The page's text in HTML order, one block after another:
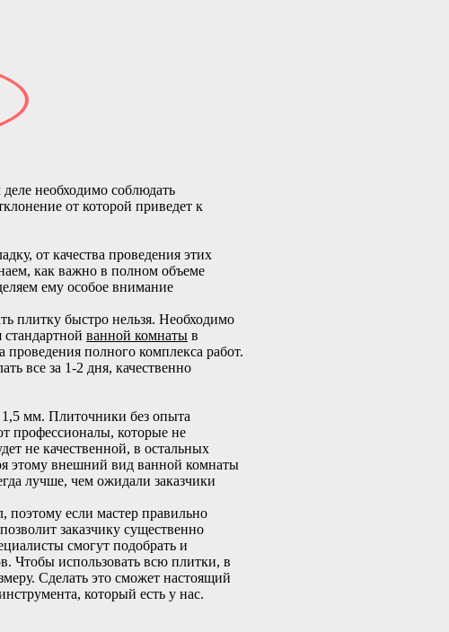
необходимо соблюдать
от которой приведет к
от качества проведения этих
как важно в полном объеме
ему особое внимание
плитку быстро нельзя. Необходимо
ванной комнаты в
проведения полного комплекса работ.
все за 1-2 дня, качественно
мм. Плиточники без опыта
профессионалы, которые не
не качественной, в остальных
этому внешний вид ванной комнаты
лучше, чем ожидали заказчики
поэтому если мастер правильно
заказчику существенно
смогут подобрать и
Чтобы использовать всю плитки, в
Сделать это сможет настоящий
который есть у нас.